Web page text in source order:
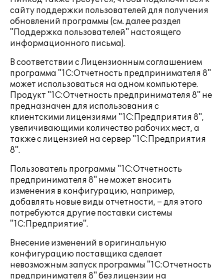
сайту поддержки пользователей для получения
обновлений программы (см. далее раздел
"Поддержка пользователей" настоящего
информационного письма).
В соответствии с Лицензионным соглашением
программа "1С:Отчетность предпринимателя 8"
может использоваться на одном компьютере.
Продукт "1С:Отчетность предпринимателя 8" не
предназначен для использования с
клиентскими лицензиями "1С:Предприятия 8",
увеличивающими количество рабочих мест, а
также с лицензией на сервер "1С:Предприятия
8".
Пользователь программы "1С:Отчетность
предпринимателя 8" не может вносить
изменения в конфигурацию, например,
добавлять новые виды отчетности, – для этого
потребуются другие поставки системы
"1С:Предприятие".
Внесение изменений в оригинальную
конфигурацию поставщика сделает
невозможным запуск программы "1С:Отчетность
предпринимателя 8" без лицензии на